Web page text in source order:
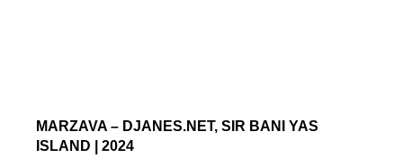
MARZAVA – DJANES.NET, SIR BANI YAS
ISLAND | 2024